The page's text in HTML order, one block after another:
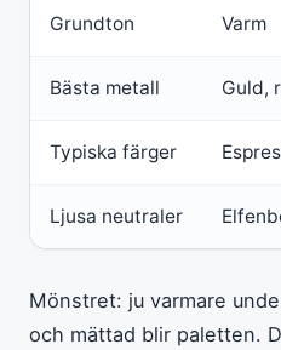
Grundton Varm
Bästa metall Guld,
Typiska färger
Ljusa neutraler
Mönstret: ju varmare
och mättad blir paletten.